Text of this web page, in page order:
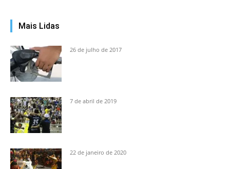
Mais Lidas
26 de julho de 2017
7 de abril de 2019
22 de janeiro de 2020